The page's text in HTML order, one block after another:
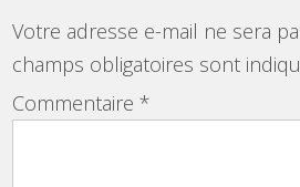
Votre adresse e-mail ne sera
champs obligatoires sont
Commentaire*